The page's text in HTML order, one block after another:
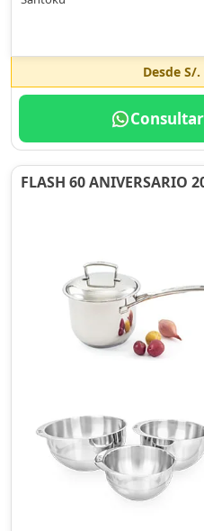
Desde S/.
FLASH 60 ANIVERSARIO